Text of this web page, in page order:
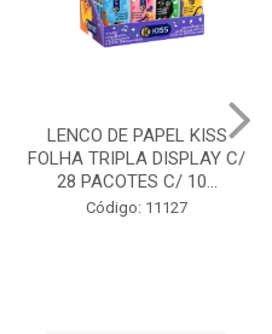
LENCO DE PAPEL KISS
FOLHA TRIPLA DISPLAY C/
28 PACOTES C/ 10...
Código: 11127